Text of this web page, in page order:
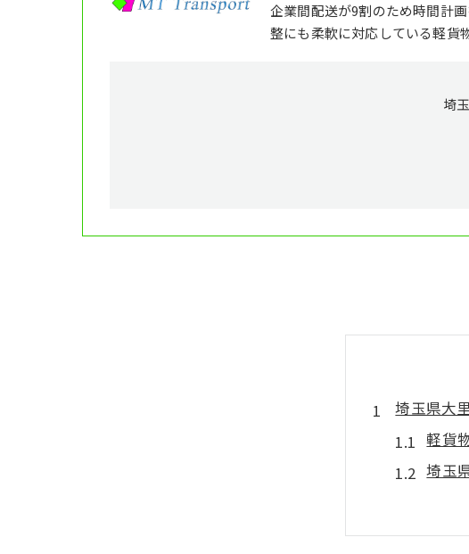
企業間配送が9割のため時間計
整にも柔軟に対応している軽貨
埼
埼玉県大
軽貨
埼玉
手
軽貨